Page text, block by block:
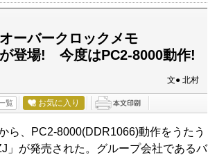
ーバークロックメモ
登場! 今度はPC2-8000動作!
文● 北村
覧 お気に入り
、PC2-8000(DDR1066)動作をうたう
」が発売された。グループ会社であるバ